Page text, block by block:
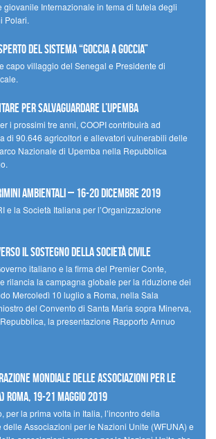
giovanile Internazionale in tema di tutela degli
Polari.
DEL SISTEMA “GOCCIA A GOCCIA”
capo villaggio del Senegal e Presidente di
per salvaguardare l’Upemba
i prossimi tre anni, COOPI contribuirà ad
di 90.646 agricoltori e allevatori vulnerabili delle
Nazionale di Upemba nella Repubblica
Ambientali – 16-20 Dicembre 2019
e la Società Italiana per l’Organizzazione
il sostegno della società civile
italiano e la firma del Premier Conte,
rilancia la campagna globale per la riduzione dei
Mercoledì 10 luglio a Roma, nella Sala
del Convento di Santa Maria sopra Minerva,
la presentazione Rapporto Annuo
Mondiale delle Associazioni per le
Roma, 19-21 maggio 2019
per la prima volta in Italia, l’incontro della
Associazioni per le Nazioni Unite (WFUNA) e